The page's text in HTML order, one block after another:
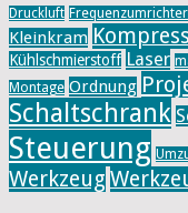
Druckluft Frequenzumrichter
Kleinkram
Kühlschmierstoff Laser
Montage Ordnung
Schaltschrank
Steuerung
Werkzeug